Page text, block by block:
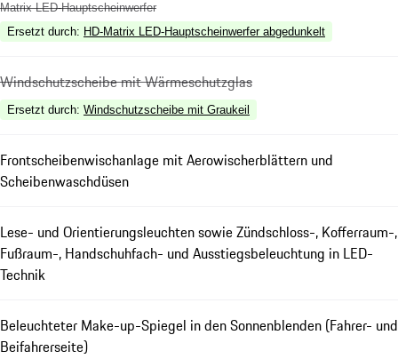
Matrix LED-Hauptscheinwerfer
Ersetzt durch: HD-Matrix LED-Hauptscheinwerfer abgedunkelt
Windschutzscheibe mit Wärmeschutzglas
Ersetzt durch: Windschutzscheibe mit Graukeil
Frontscheibenwischanlage mit Aerowischerblättern und
Scheibenwaschdüsen
Lese- und Orientierungsleuchten sowie Zündschloss-, Kofferraum-,
Fußraum-, Handschuhfach- und Ausstiegsbeleuchtung in LED-
Technik
Beleuchteter Make-up-Spiegel in den Sonnenblenden (Fahrer- und
Beifahrerseite)